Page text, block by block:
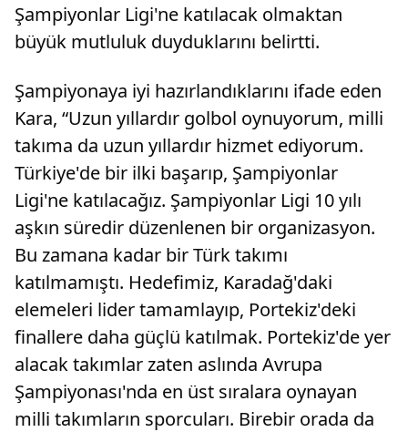
Şampiyonlar Ligi'ne katılacak olmaktan
büyük mutluluk duyduklarını belirtti.
Şampiyonaya iyi hazırlandıklarını ifade eden
Kara, “Uzun yıllardır golbol oynuyorum, milli
takıma da uzun yıllardır hizmet ediyorum.
Türkiye'de bir ilki başarıp, Şampiyonlar
Ligi'ne katılacağız. Şampiyonlar Ligi 10 yılı
aşkın süredir düzenlenen bir organizasyon.
Bu zamana kadar bir Türk takımı
katılmamıştı. Hedefimiz, Karadağ'daki
elemeleri lider tamamlayıp, Portekiz'deki
finallere daha güçlü katılmak. Portekiz'de yer
alacak takımlar zaten aslında Avrupa
Şampiyonası'nda en üst sıralara oynayan
milli takımların sporcuları. Birebir orada da